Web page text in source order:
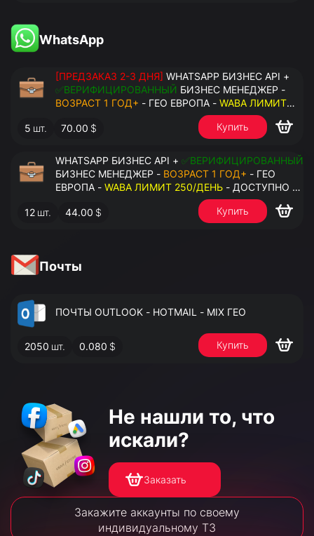
WhatsApp
[ПРЕДЗАКАЗ 2-3 ДНЯ] WHATSAPP БИЗНЕС API +
✅ВЕРИФИЦИРОВАННЫЙ БИЗНЕС МЕНЕДЖЕР -
ВОЗРАСТ 1 ГОД+ - ГЕО ЕВРОПА - WABA ЛИМИТ
- ДОСТУПНО К ПРИВЯЗКЕ ДО 20
НОМЕРОВ - ПРАВА АДМИНИСТРАТОРА
5 шт. 70.00 $ Купить
WHATSAPP БИЗНЕС API + ✅ВЕРИФИЦИРОВАННЫЙ
БИЗНЕС МЕНЕДЖЕР - ВОЗРАСТ 1 ГОД+ - ГЕО
ЕВРОПА - WABA ЛИМИТ 250/ДЕНЬ - ДОСТУПНО К
ПРИВЯЗКЕ ДО 2 НОМЕРОВ - ПРАВА
АДМИНИСТРАТОРА
12 шт. 44.00 $ Купить
Почты
ПОЧТЫ OUTLOOK - HOTMAIL - MIX ГЕО
2050 шт. 0.080 $ Купить
Не нашли то, что
искали?
Заказать
Закажите аккаунты по своему
индивидуальному ТЗ